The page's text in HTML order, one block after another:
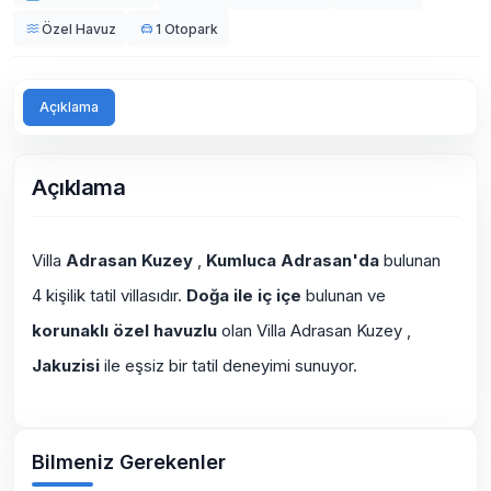
Özel Havuz 1 Otopark
Açıklama
Açıklama
Villa Adrasan Kuzey , Kumluca Adrasan'da bulunan
4 kişilik tatil villasıdır. Doğa ile iç içe bulunan ve
korunaklı özel havuzlu olan Villa Adrasan Kuzey ,
Jakuzisi ile eşsiz bir tatil deneyimi sunuyor.
Bilmeniz Gerekenler